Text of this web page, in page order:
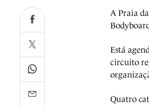
A Praia
Está
circuito
Quatro